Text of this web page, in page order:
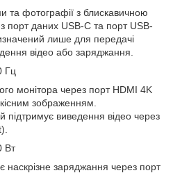
фотографії з блискавичною
порт даних USB-C та порт USB-
лише для передачі
відео або заряджання.
Гц
монітора через порт HDMI 4K
зображенням.
підтримує виведення відео через
Вт
наскрізне заряджання через порт